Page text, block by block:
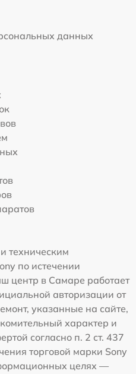
данных
техническим
по истечении
центр в Самаре работает
авторизации от
указанные на сайте,
характер и
согласно п. 2 ст. 437
торговой марки Sony
целях —